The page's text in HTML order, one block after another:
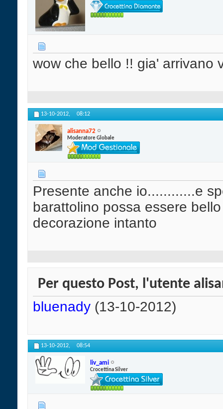
wow che bello !! gia' arrivano
13-10-2012, 08:12
alisanna72
Moderatore Globale
Presente anche io............e
barattolino possa essere
decorazione intanto
Per questo Post, l'utente
bluenady (13-10-2012)
13-10-2012, 08:54
liv_ami
Crocettina Silver